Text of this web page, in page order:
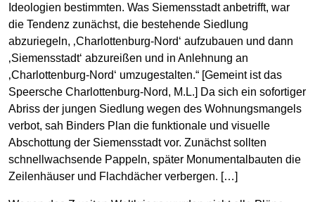
Ideologien bestimmten. Was Siemensstadt anbetrifft, war
die Tendenz zunächst, die bestehende Siedlung
abzuriegeln, ‚Charlottenburg-Nord‘ aufzubauen und dann
‚Siemensstadt‘ abzureißen und in Anlehnung an
‚Charlottenburg-Nord‘ umzugestalten.“ [Gemeint ist das
Speersche Charlottenburg-Nord, M.L.] Da sich ein sofortiger
Abriss der jungen Siedlung wegen des Wohnungsmangels
verbot, sah Binders Plan die funktionale und visuelle
Abschottung der Siemensstadt vor. Zunächst sollten
schnellwachsende Pappeln, später Monumentalbauten die
Zeilenhäuser und Flachdächer verbergen. […]